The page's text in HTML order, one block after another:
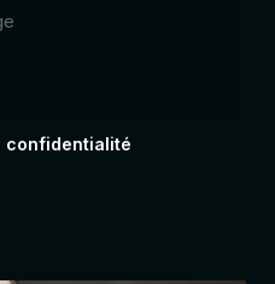
confidentialité